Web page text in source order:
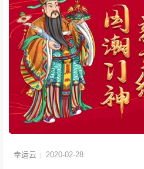
幸运云 2020-02-28